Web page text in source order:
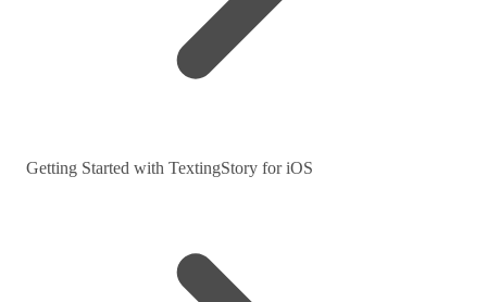
Getting Started with TextingStory for iOS